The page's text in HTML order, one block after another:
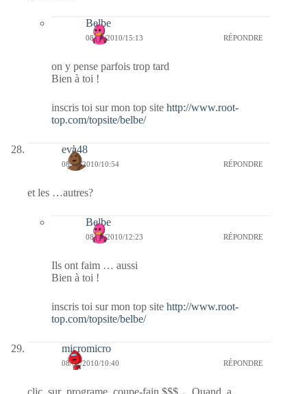
Belbe
08/01/2010/15:13 RÉPONDRE
on y pense parfois trop tard
Bien à toi !
inscris toi sur mon top site http://www.root-
top.com/topsite/belbe/
eva48
08/01/2010/10:54 RÉPONDRE
et les …autres?
Belbe
08/01/2010/12:23 RÉPONDRE
Ils ont faim … aussi
Bien à toi !
inscris toi sur mon top site http://www.root-
top.com/topsite/belbe/
micromicro
08/01/2010/10:40 RÉPONDRE
clic sur programe coupe-fain $$$ , Quand a